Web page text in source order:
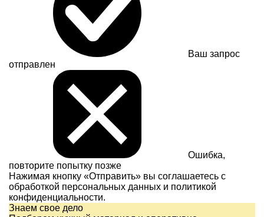
Ваш запрос
отправлен
Ошибка,
повторите попытку позже
Нажимая кнопку «Отправить» вы соглашаетесь с
обработкой персональных данных и политикой
конфиденциальности.
Знаем свое дело